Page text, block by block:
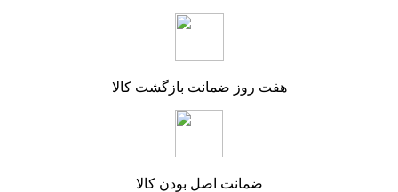
هفت روز ضمانت بازگشت کالا
ضمانت اصل بودن کالا